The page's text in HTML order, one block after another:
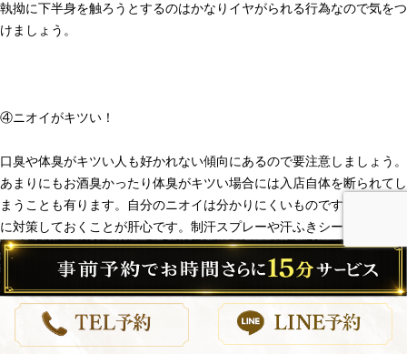
執拗に下半身を触ろうとするのはかなりイヤがられる行為なので気をつ
けましょう。
④ニオイがキツい！
口臭や体臭がキツい人も好かれない傾向にあるので要注意しましょう。
あまりにもお酒臭かったり体臭がキツい場合には入店自体を断られてし
まうことも有ります。自分のニオイは分かりにくいものですが、意識的
に対策しておくことが肝心です。制汗スプレーや汗ふきシート、歯磨き
ガムやタブレットなど、すぐにできるニオイ対策はたくさんあります。
ニオイ対策をきちんとしておけば、いちゃキャバ嬢、セクキャバ嬢から
のウケも自然と良くなるものです。